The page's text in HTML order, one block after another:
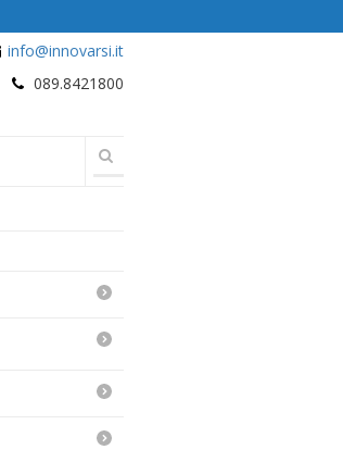
info@innovarsi.it
089.8421800